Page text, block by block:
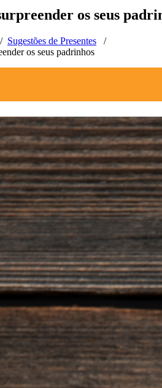
os seus
Sugestões de Presentes /
os seus padrinhos